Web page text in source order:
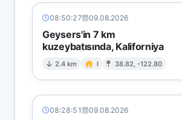
08:50:27 09.08.2026
Geysers'in 7 km
kuzeybatısında, Kaliforniya
2.4 km I 38.82, -122.80
08:28:51 09.08.2026